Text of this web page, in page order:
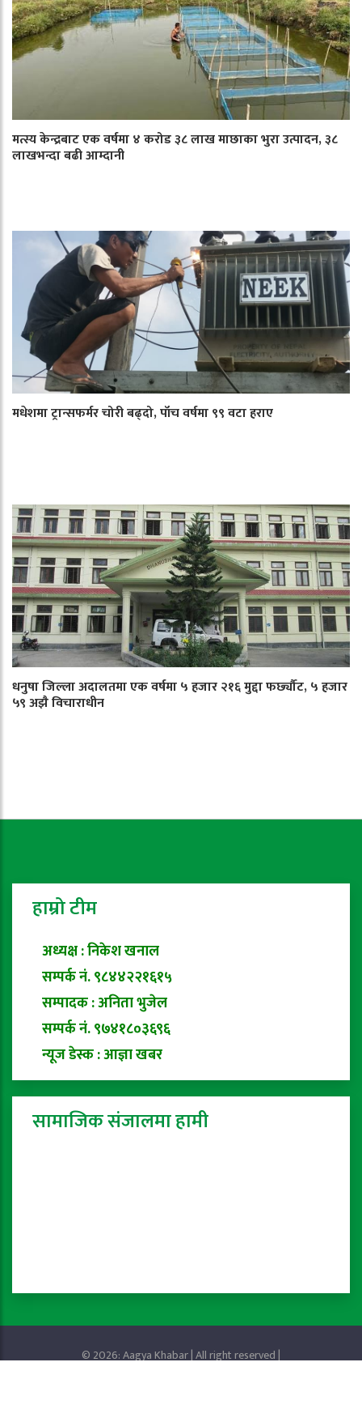
मत्स्य केन्द्रबाट एक वर्षमा ४ करोड ३८ लाख माछाका भुरा उत्पादन, ३८
लाखभन्दा बढी आम्दानी
मधेशमा ट्रान्सफर्मर चोरी बढ्दो, पाँच वर्षमा ९९ वटा हराए
धनुषा जिल्ला अदालतमा एक वर्षमा ५ हजार २१६ मुद्दा फर्छ्यौट, ५ हजार
५९ अझै विचाराधीन
हाम्रो टीम
अध्यक्ष : निकेश खनाल
सम्पर्क नं. ९८४४२२१६१५
सम्पादक : अनिता भुजेल
सम्पर्क नं. ९७४१८०३६९६
न्यूज डेस्क : आज्ञा खबर
सामाजिक संजालमा हामी
© 2026: Aagya Khabar | All right reserved |